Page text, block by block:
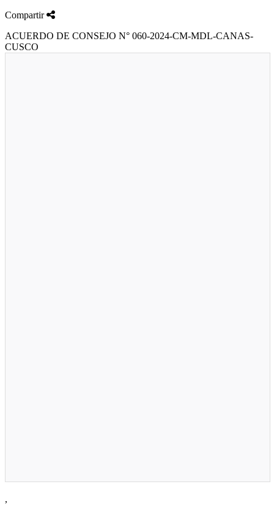
Compartir
ACUERDO DE CONSEJO N° 060-2024-CM-MDL-CANAS-
CUSCO
,